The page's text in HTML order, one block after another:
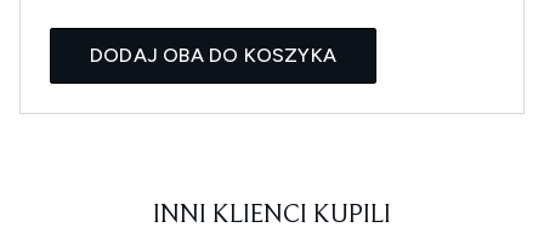
DODAJ OBA DO KOSZYKA
INNI KLIENCI KUPILI